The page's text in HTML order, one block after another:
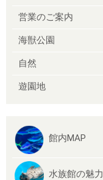
営業のご案内
海獣公園
自然
遊園地
館内MAP
水族館の魅力